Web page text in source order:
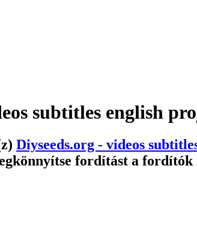
subtitles english
Diyseeds.org - videos
fordítást a